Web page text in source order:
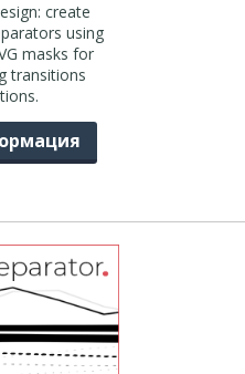
create
using
masks for
transitions